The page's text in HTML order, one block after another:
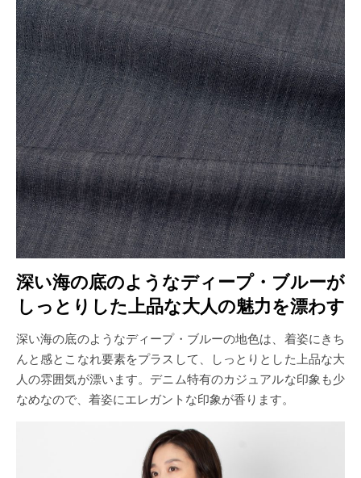
深い海の底のようなディープ・ブルーが
しっとりした上品な大人の魅力を漂わす
深い海の底のようなディープ・ブルーの地色は、着姿にきち
んと感とこなれ要素をプラスして、しっとりとした上品な大
人の雰囲気が漂います。デニム特有のカジュアルな印象も少
なめなので、着姿にエレガントな印象が香ります。